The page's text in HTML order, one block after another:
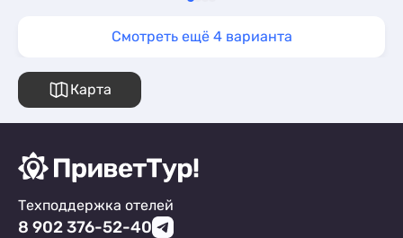
Смотреть ещё 4 варианта
Карта
Техподдержка отелей
8 902 376-52-40